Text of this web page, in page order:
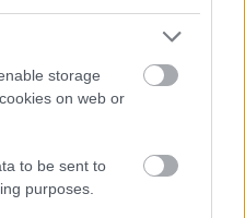
storage
on web or
to be sent to
purposes.